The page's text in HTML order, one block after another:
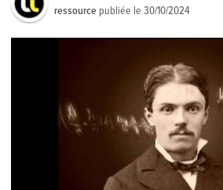
ressource publiée le30/10/2024